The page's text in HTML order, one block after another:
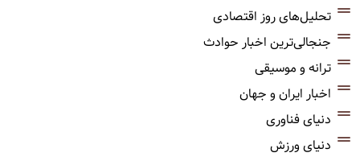
تحلیل‌های روز اقتصادی
جنجالی‌ترین اخبار حوادث
ترانه و موسیقی
اخبار ایران و جهان
دنیای فناوری
دنیای ورزش